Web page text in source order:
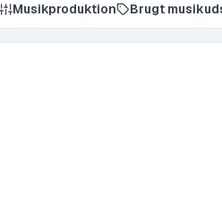
Musikproduktion Brugt